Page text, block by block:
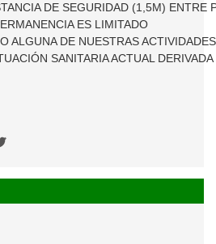
DE SEGURIDAD (1,5M) ENTRE
ES LIMITADO
ALGUNA DE NUESTRAS
SANITARIA ACTUAL